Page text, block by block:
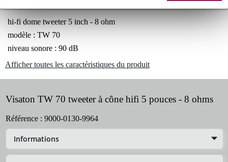
hi-fi dome tweeter 5 inch - 8 ohm
modèle : TW 70
niveau sonore : 90 dB
Afficher toutes les caractéristiques du produit
Visaton TW 70 tweeter à cône hifi 5 pouces - 8 ohms
Référence : 9000-0130-9964
Informations